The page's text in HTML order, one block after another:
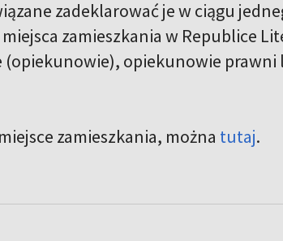
zadeklarować je w ciągu
zamieszkania w Republice
opiekunowie prawni
zamieszkania, można tutaj.